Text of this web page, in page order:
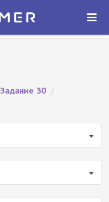
ОТКРЫТЬ
Задание 30 /